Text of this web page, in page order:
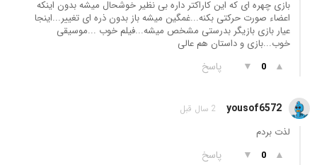
بازی چهره ای که این کاراکتر داره بی نظیر خوشحال میشه بدون اینکه
اعضاء صورت حرکتی بکنه‌‌‌...غمگین میشه باز بدون ذره ای تغییر...اینجا
عیار بازی بازیگر بدرستی مشخص میشه...فیلم خوب ...موسیقی
خوب...بازی و داستان هم عالی
▲
0
▼ پاسخ
yousof6572 2 سال قبل
لذت بردم
▲
0
▼ پاسخ